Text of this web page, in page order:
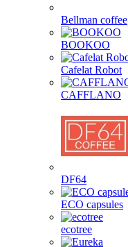
Bellman coffee
BOOKOO
Cafelat Robot
CAFFLANO
DF64
ECO capsules
ecotree